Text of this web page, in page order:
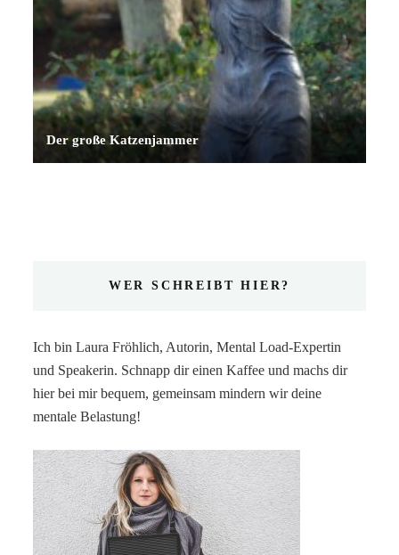
Der große Katzenjammer
WER SCHREIBT HIER?
Ich bin Laura Fröhlich, Autorin, Mental Load-Expertin
und Speakerin. Schnapp dir einen Kaffee und machs dir
hier bei mir bequem, gemeinsam mindern wir deine
mentale Belastung!